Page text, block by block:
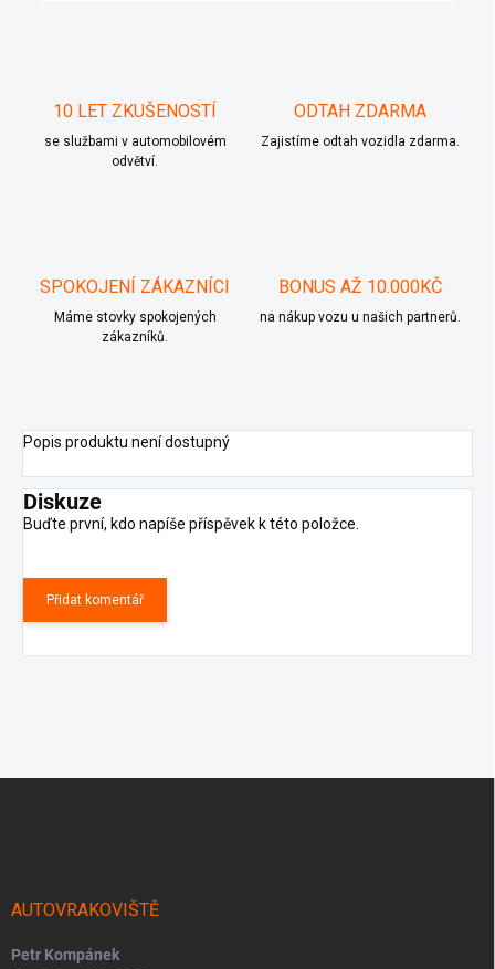
10 LET ZKUŠENOSTÍ
se službami v automobilovém
odvětví.
ODTAH ZDARMA
Zajistíme odtah vozidla zdarma.
SPOKOJENÍ ZÁKAZNÍCI
Máme stovky spokojených
zákazníků.
BONUS AŽ 10.000KČ
na nákup vozu u našich partnerů.
Popis produktu není dostupný
Diskuze
Buďte první, kdo napíše příspěvek k této položce.
Přidat komentář
AUTOVRAKOVIŠTĚ
Petr Kompánek